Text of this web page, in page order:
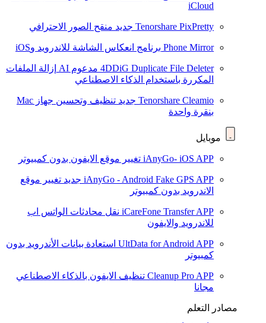
iCloud
Tenorshare PixPretty جديد منقح الصور الاحترافي
Phone Mirror برنامج انعكاس الشاشة للاندرويد وiOS
4DDiG Duplicate File Deleter مدعوم AI
إزالة الملفات
المكررة باستخدام الذكاء الاصطناعي
Tenorshare Cleamio جديد
تنظيف وتحسين جهاز Mac
بنقرة واحدة
موبايل
iAnyGo- iOS APP تغيير موقع الايفون بدون كمبيوتر
iAnyGo - Android Fake GPS APP جديد تغيير موقع
الاندرويد بدون كمبيوتر
iCareFone Transfer APP نقل محادثات الواتس اب
للاندرويد والايفون
UltData for Android APP استعادة بيانات الأندرويد بدون
كمبيوتر
Cleanup Pro APP تنظيف الايفون بالذكاء الاصطناعي
مجانا
مصادر التعلم